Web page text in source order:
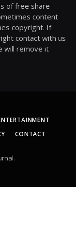
of free share
content
copyright. If
contact with us
will remove it
CONTACT
.